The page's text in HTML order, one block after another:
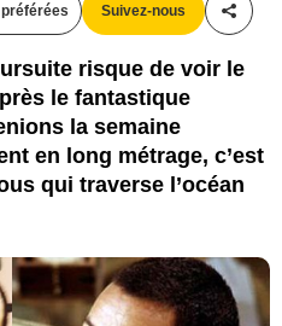
Suivez-nous
risque de voir le
le fantastique
la semaine
en long métrage, c’est
qui traverse l’océan